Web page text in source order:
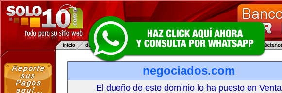
negociados.com
El dueño de este dominio lo ha puesto en Venta